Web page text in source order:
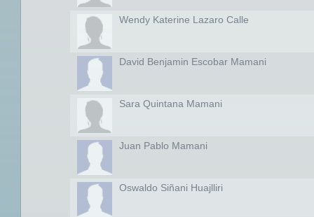
Wendy Katerine Lazaro Calle
David Benjamin Escobar Mamani
Sara Quintana Mamani
Juan Pablo Mamani
Oswaldo Siñani Huajlliri